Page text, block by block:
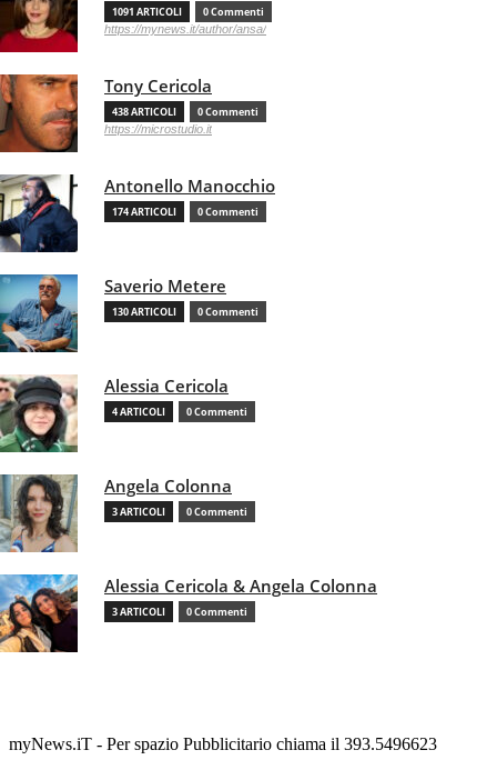
1091 ARTICOLI 0 Commenti
https://mynews.it/author/ansa/
Tony Cericola
438 ARTICOLI 0 Commenti
https://microstudio.it
Antonello Manocchio
174 ARTICOLI 0 Commenti
Saverio Metere
130 ARTICOLI 0 Commenti
Alessia Cericola
4 ARTICOLI 0 Commenti
Angela Colonna
3 ARTICOLI 0 Commenti
Alessia Cericola & Angela Colonna
3 ARTICOLI 0 Commenti
myNews.iT - Per spazio Pubblicitario chiama il 393.5496623